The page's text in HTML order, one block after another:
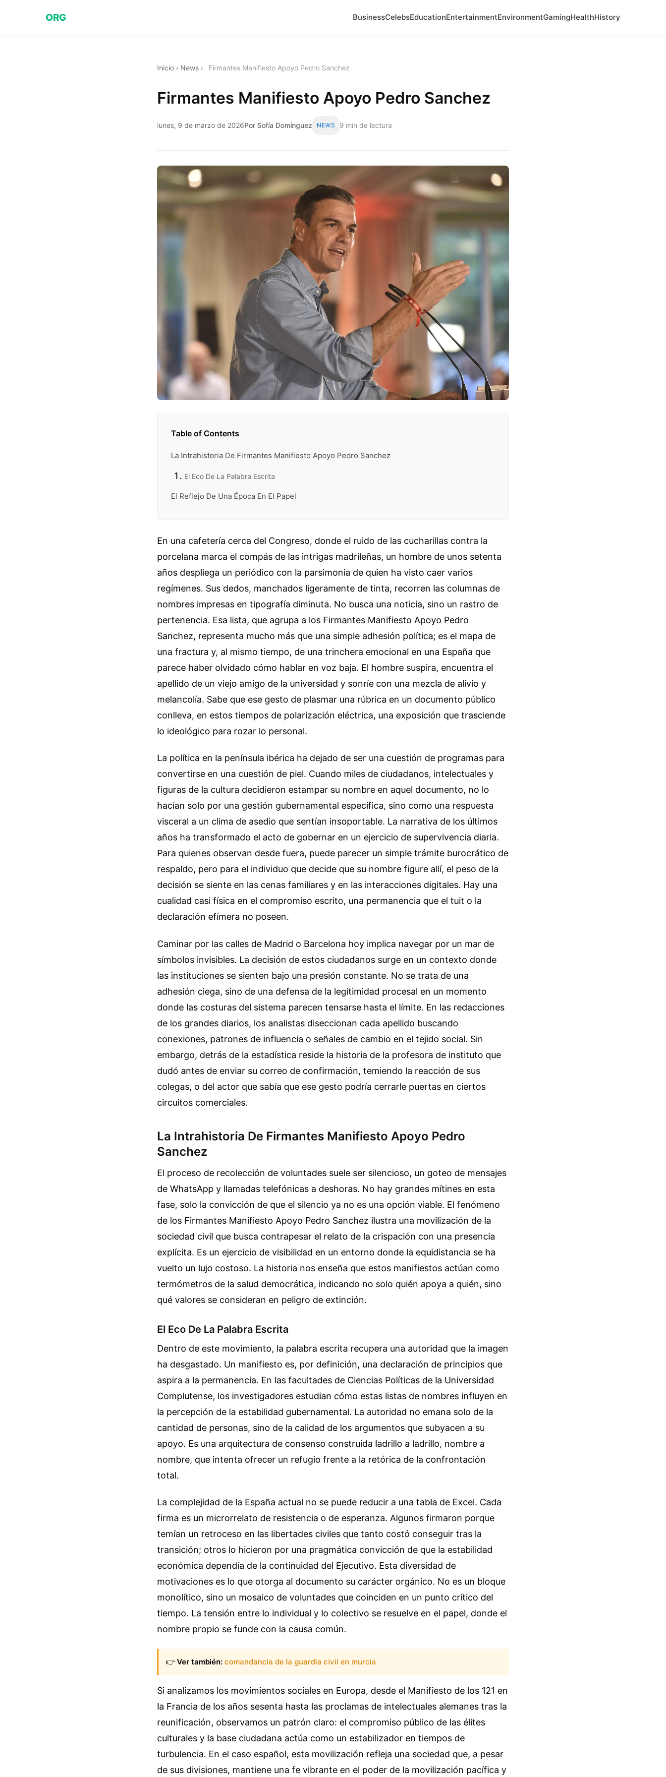
ORG BusinessCelebsEducationEntertainmentEnvironmentGamingHealthHistory
Inicio › News › Firmantes Manifiesto Apoyo Pedro Sanchez
Firmantes Manifiesto Apoyo Pedro Sanchez
lunes, 9 de marzo de 2026Por Sofía Domínguez NEWS 9 min de lectura
Table of Contents
La Intrahistoria De Firmantes Manifiesto Apoyo Pedro Sanchez
El Eco De La Palabra Escrita
El Reflejo De Una Época En El Papel
En una cafetería cerca del Congreso, donde el ruido de las cucharillas contra la
porcelana marca el compás de las intrigas madrileñas, un hombre de unos setenta
años despliega un periódico con la parsimonia de quien ha visto caer varios
regímenes. Sus dedos, manchados ligeramente de tinta, recorren las columnas de
nombres impresas en tipografía diminuta. No busca una noticia, sino un rastro de
pertenencia. Esa lista, que agrupa a los Firmantes Manifiesto Apoyo Pedro
Sanchez, representa mucho más que una simple adhesión política; es el mapa de
una fractura y, al mismo tiempo, de una trinchera emocional en una España que
parece haber olvidado cómo hablar en voz baja. El hombre suspira, encuentra el
apellido de un viejo amigo de la universidad y sonríe con una mezcla de alivio y
melancolía. Sabe que ese gesto de plasmar una rúbrica en un documento público
conlleva, en estos tiempos de polarización eléctrica, una exposición que trasciende
lo ideológico para rozar lo personal.
La política en la península ibérica ha dejado de ser una cuestión de programas para
convertirse en una cuestión de piel. Cuando miles de ciudadanos, intelectuales y
figuras de la cultura decidieron estampar su nombre en aquel documento, no lo
hacían solo por una gestión gubernamental específica, sino como una respuesta
visceral a un clima de asedio que sentían insoportable. La narrativa de los últimos
años ha transformado el acto de gobernar en un ejercicio de supervivencia diaria.
Para quienes observan desde fuera, puede parecer un simple trámite burocrático de
respaldo, pero para el individuo que decide que su nombre figure allí, el peso de la
decisión se siente en las cenas familiares y en las interacciones digitales. Hay una
cualidad casi física en el compromiso escrito, una permanencia que el tuit o la
declaración efímera no poseen.
Caminar por las calles de Madrid o Barcelona hoy implica navegar por un mar de
símbolos invisibles. La decisión de estos ciudadanos surge en un contexto donde
las instituciones se sienten bajo una presión constante. No se trata de una
adhesión ciega, sino de una defensa de la legitimidad procesal en un momento
donde las costuras del sistema parecen tensarse hasta el límite. En las redacciones
de los grandes diarios, los analistas diseccionan cada apellido buscando
conexiones, patrones de influencia o señales de cambio en el tejido social. Sin
embargo, detrás de la estadística reside la historia de la profesora de instituto que
dudó antes de enviar su correo de confirmación, temiendo la reacción de sus
colegas, o del actor que sabía que ese gesto podría cerrarle puertas en ciertos
circuitos comerciales.
La Intrahistoria De Firmantes Manifiesto Apoyo Pedro
Sanchez
El proceso de recolección de voluntades suele ser silencioso, un goteo de mensajes
de WhatsApp y llamadas telefónicas a deshoras. No hay grandes mítines en esta
fase, solo la convicción de que el silencio ya no es una opción viable. El fenómeno
de los Firmantes Manifiesto Apoyo Pedro Sanchez ilustra una movilización de la
sociedad civil que busca contrapesar el relato de la crispación con una presencia
explícita. Es un ejercicio de visibilidad en un entorno donde la equidistancia se ha
vuelto un lujo costoso. La historia nos enseña que estos manifiestos actúan como
termómetros de la salud democrática, indicando no solo quién apoya a quién, sino
qué valores se consideran en peligro de extinción.
El Eco De La Palabra Escrita
Dentro de este movimiento, la palabra escrita recupera una autoridad que la imagen
ha desgastado. Un manifiesto es, por definición, una declaración de principios que
aspira a la permanencia. En las facultades de Ciencias Políticas de la Universidad
Complutense, los investigadores estudian cómo estas listas de nombres influyen en
la percepción de la estabilidad gubernamental. La autoridad no emana solo de la
cantidad de personas, sino de la calidad de los argumentos que subyacen a su
apoyo. Es una arquitectura de consenso construida ladrillo a ladrillo, nombre a
nombre, que intenta ofrecer un refugio frente a la retórica de la confrontación
total.
La complejidad de la España actual no se puede reducir a una tabla de Excel. Cada
firma es un microrrelato de resistencia o de esperanza. Algunos firmaron porque
temían un retroceso en las libertades civiles que tanto costó conseguir tras la
transición; otros lo hicieron por una pragmática convicción de que la estabilidad
económica dependía de la continuidad del Ejecutivo. Esta diversidad de
motivaciones es lo que otorga al documento su carácter orgánico. No es un bloque
monolítico, sino un mosaico de voluntades que coinciden en un punto crítico del
tiempo. La tensión entre lo individual y lo colectivo se resuelve en el papel, donde el
nombre propio se funde con la causa común.
👉 Ver también: comandancia de la guardia civil en murcia
Si analizamos los movimientos sociales en Europa, desde el Manifiesto de los 121 en
la Francia de los años sesenta hasta las proclamas de intelectuales alemanes tras la
reunificación, observamos un patrón claro: el compromiso público de las élites
culturales y la base ciudadana actúa como un estabilizador en tiempos de
turbulencia. En el caso español, esta movilización refleja una sociedad que, a pesar
de sus divisiones, mantiene una fe vibrante en el poder de la movilización pacífica y